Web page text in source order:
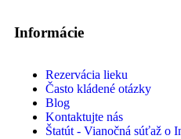
Informácie
Rezervácia lieku
Často kládené otázky
Blog
Kontaktujte nás
Štatút - Vianočná súťaž o